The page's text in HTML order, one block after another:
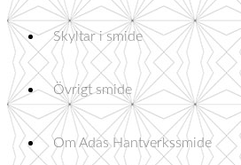
Skyltar i smide
Övrigt smide
Om Adas Hantverkssmide